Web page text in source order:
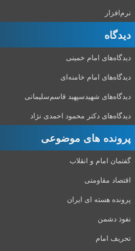
نرم‌افزار
دیدگاه‌
دیدگاه‌های امام خمینی
دیدگاه‌های امام خامنه‌ای
دیدگاه‌های شهید‌سپهبد قاسم‌سلیمانی
دیدگاه‌های دکتر محمود احمدی نژاد
پرونده های موضوعی
گفتمان امام و انقلاب
اقتصاد مقاومتی
پرونده هسته ای ایران
نفوذ دشمن
تحریف امام